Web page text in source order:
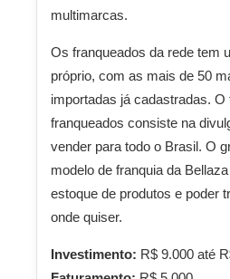
multimarcas.
Os franqueados da rede tem
próprio, com as mais de 50
importadas já cadastradas. O
franqueados consiste na
vender para todo o Brasil. O
modelo de franquia da
estoque de produtos e poder
onde quiser.
Investimento: R$ 9.000 até